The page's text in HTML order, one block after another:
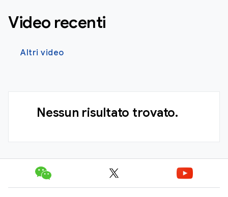
Video recenti
Altri video
Nessun risultato trovato.